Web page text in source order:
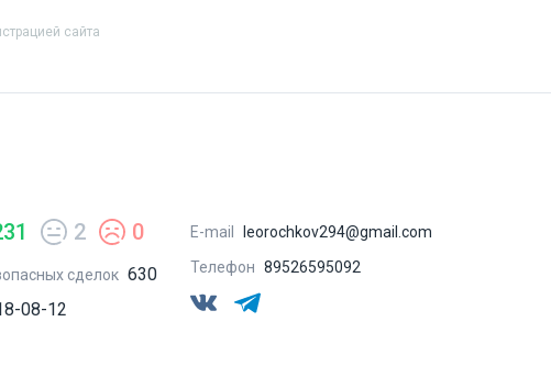
сайта
2 0
сделок 630
08-12
E-mail
leorochkov294@gmail.com
Телефон 89526595092